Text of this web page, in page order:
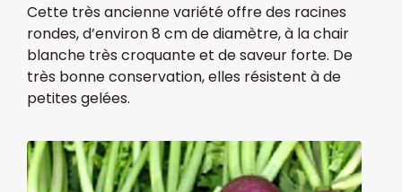
Cette très ancienne variété offre des racines
rondes, d’environ 8 cm de diamètre, à la chair
blanche très croquante et de saveur forte. De
très bonne conservation, elles résistent à de
petites gelées.